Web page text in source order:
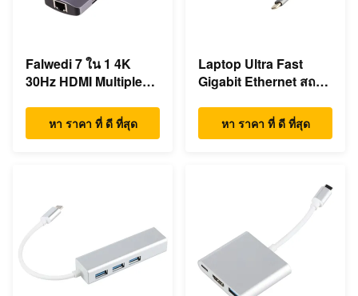
Falwedi 7 ใน 1 4K
30Hz HDMI Multiple
หา ราคา ที่ ดี ที่สุด
Laptop Ultra Fast
Gigabit Ethernet สถานี
หา ราคา ที่ ดี ที่สุด